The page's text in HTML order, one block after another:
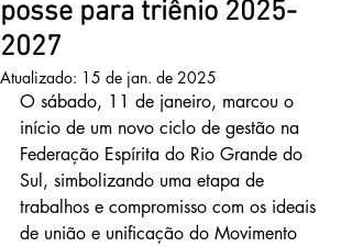
posse para triênio 2025-
2027
Atualizado: 15 de jan. de 2025
O sábado, 11 de janeiro, marcou o
início de um novo ciclo de gestão na
Federação Espírita do Rio Grande do
Sul, simbolizando uma etapa de
trabalhos e compromisso com os ideais
de união e unificação do Movimento